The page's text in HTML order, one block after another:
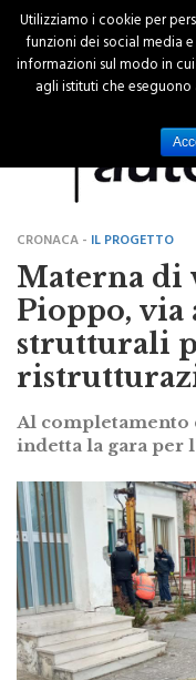
CRONACA - IL PROGETTO
Materna di
Pioppo,
strutturali
Al
indetta la gara per
Utilizziamo i cookie per
funzioni dei social media
informazioni sul modo in
agli istituti che